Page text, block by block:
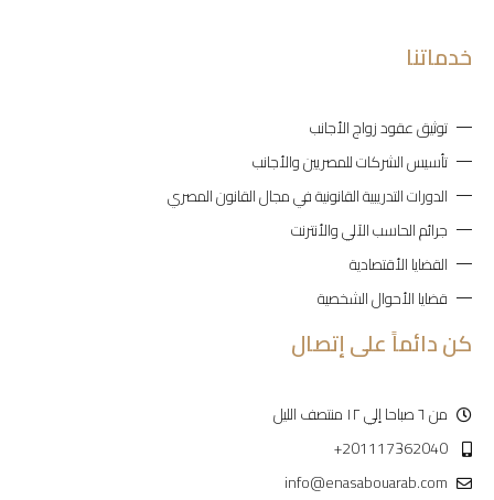
خدماتنا
توثيق عقود زواج الأجانب
تأسيس الشركات للمصريين والأجانب
الدورات التدريبية القانونية في مجال القانون المصري
جرائم الحاسب الآلي والأنترنت
القضايا الأقتصادية
قضايا الأحوال الشخصية
كن دائماً على إتصال
من ٦ صباحا إلي ١٢ منتصف الليل
201117362040+
info@enasabouarab.com